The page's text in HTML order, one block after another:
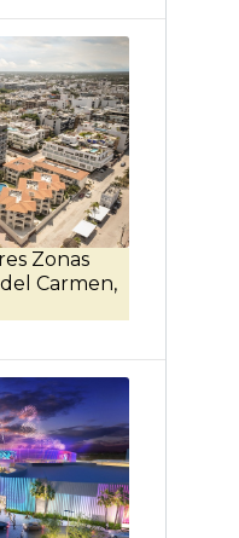
Zonas
Carmen,